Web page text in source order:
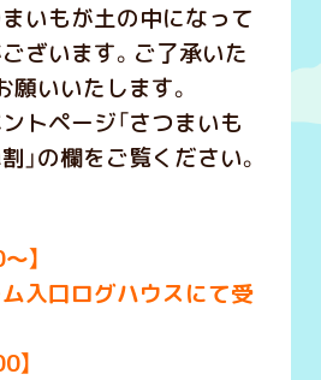
いもが土の中になって
ざいます。ご了承いた
願いいたします。
トページ「さつまいも
」の欄をご覧ください。
】
入口ログハウスにて受
】